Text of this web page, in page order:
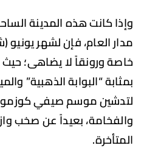
كانت هذه المدينة الساحرة
ورونقاً لا يضاهى؛ حيث يعتبر
“البوابة الذهبية” والميقات
موسم صيفي كوزموبوليتان
بعيداً عن صخب وازدحام